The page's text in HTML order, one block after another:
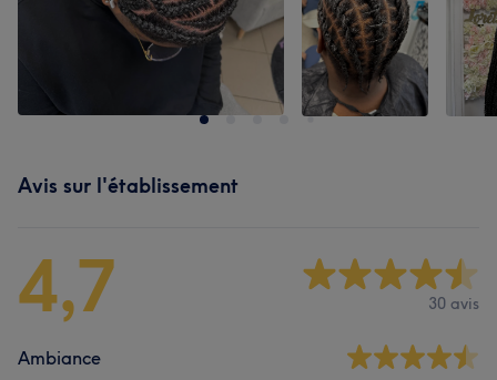
Avis sur l'établissement
4,7 30 avis
Ambiance